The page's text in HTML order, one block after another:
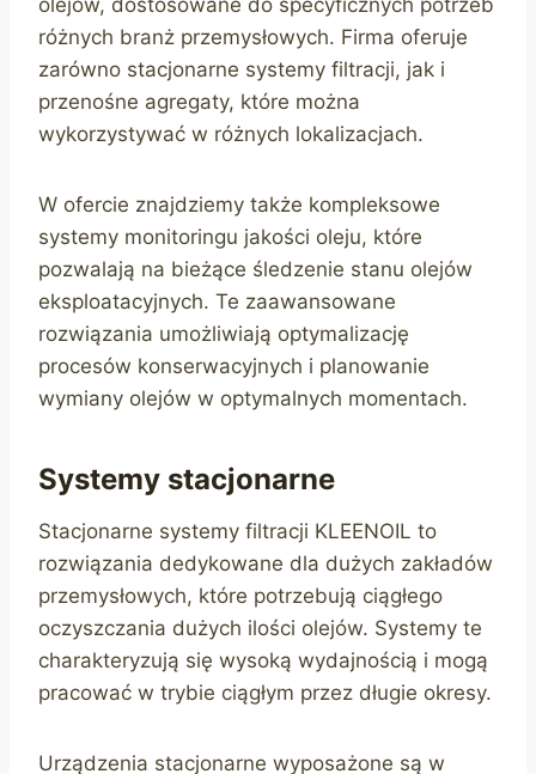
olejów, dostosowane do specyficznych potrzeb
różnych branż przemysłowych. Firma oferuje
zarówno stacjonarne systemy filtracji, jak i
przenośne agregaty, które można
wykorzystywać w różnych lokalizacjach.
W ofercie znajdziemy także kompleksowe
systemy monitoringu jakości oleju, które
pozwalają na bieżące śledzenie stanu olejów
eksploatacyjnych. Te zaawansowane
rozwiązania umożliwiają optymalizację
procesów konserwacyjnych i planowanie
wymiany olejów w optymalnych momentach.
Systemy stacjonarne
Stacjonarne systemy filtracji KLEENOIL to
rozwiązania dedykowane dla dużych zakładów
przemysłowych, które potrzebują ciągłego
oczyszczania dużych ilości olejów. Systemy te
charakteryzują się wysoką wydajnością i mogą
pracować w trybie ciągłym przez długie okresy.
Urządzenia stacjonarne wyposażone są w